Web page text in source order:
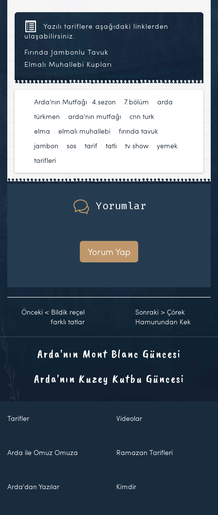
Yazılı tariflere aşağıdaki linklerden
ulaşabilirsiniz.
Fırında Jambonlu Tavuk
Elmalı Muhallebi Kupları
Arda'nın Mutfağı 4.sezon 7.bölüm
arda
türkmen
arda'nın mutfağı cnn turk
elma
elmalı muhallebi fırında tavuk
jambon
sos tarif tatlı tv show
yemek
tarifleri
Yorumlar
Yorum Yap
Önceki < Bildik reçel
farklı tatlar
Sonraki >Çörek
Hamurundan Kek
Arda'nın Mont Blanc Güncesi
Arda'nın Kuzey Kutbu Güncesi
Tarifler Videolar
Arda ile Omuz Omuza Ramazan Tarifleri
Arda'dan Yazılar Kimdir